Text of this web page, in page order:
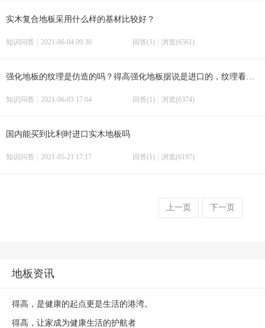
实木复合地板采用什么样的基材比较好？
知识问答 2021-06-04 09:30 回答(1) 浏览(6561)
强化地板的纹理是仿造的吗？得高强化地板据说是进口的，纹理看起来会自然一些吗？
知识问答 2021-06-03 17:04 回答(1) 浏览(6374)
国内能买到比利时进口实木地板吗
知识问答 2021-05-21 17:17 回答(1) 浏览(6197)
上一页 下一页
地板资讯
得高，是健康的起点更是生活的港湾。
得高，让家成为健康生活的护航者